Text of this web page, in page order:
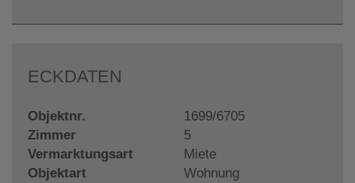
ECKDATEN
Objektnr.
1699/6705
Zimmer
5
Vermarktungsart
Miete
Objektart
Wohnung